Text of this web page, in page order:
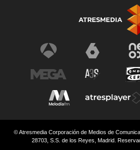
© Atresmedia Corporación de Medios de
28703, S.S. de los Reyes, Madrid.